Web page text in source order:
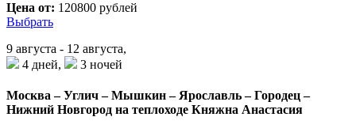
Цена от: 120800 рублей
Выбрать
9 августа - 12 августа,
4 дней,
3 ночей
Москва – Углич – Мышкин – Ярославль – Городец –
Нижний Новгород на теплоходе Княжна Анастасия